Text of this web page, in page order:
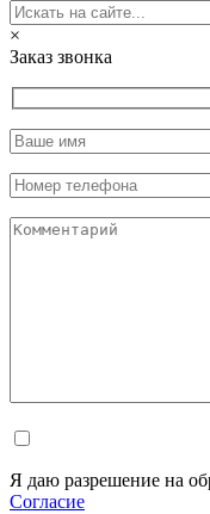
×
Заказ звонка
Я даю разрешение на
Согласие